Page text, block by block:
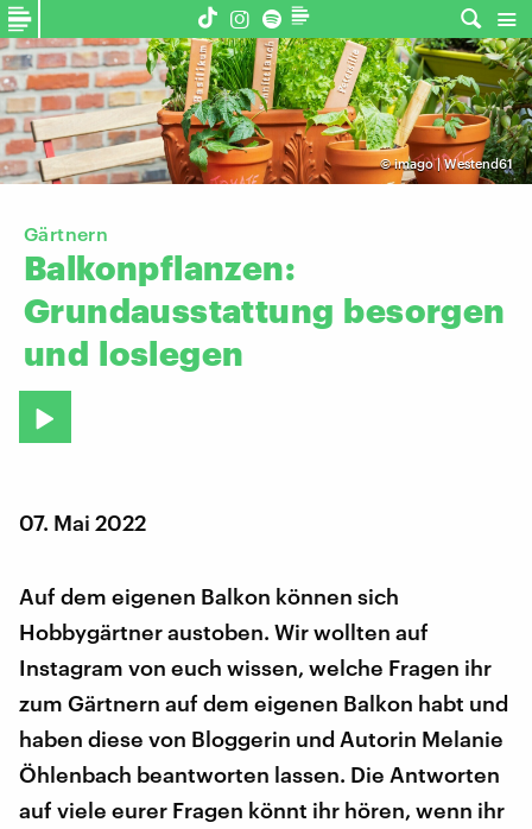
©imago | Westend61
Gärtnern
Balkonpflanzen:
Grundausstattung besorgen
und loslegen
07. Mai 2022
Auf dem eigenen Balkon können sich
Hobbygärtner austoben. Wir wollten auf
Instagram von euch wissen, welche Fragen ihr
zum Gärtnern auf dem eigenen Balkon habt und
haben diese von Bloggerin und Autorin Melanie
Öhlenbach beantworten lassen. Die Antworten
auf viele eurer Fragen könnt ihr hören, wenn ihr